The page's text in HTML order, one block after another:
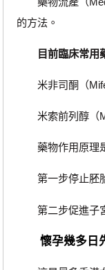
的方法。
目前臨床常用
米非司酮（
米索前列醇（
藥物作用原理
第一步停止胚胎
第二步促進子宮
懷孕幾多日